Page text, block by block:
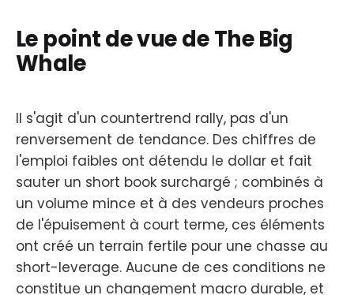
Le point de vue de The Big
Whale
Il s'agit d'un countertrend rally, pas d'un
renversement de tendance. Des chiffres de
l'emploi faibles ont détendu le dollar et fait
sauter un short book surchargé ; combinés à
un volume mince et à des vendeurs proches
de l'épuisement à court terme, ces éléments
ont créé un terrain fertile pour une chasse au
short-leverage. Aucune de ces conditions ne
constitue un changement macro durable, et